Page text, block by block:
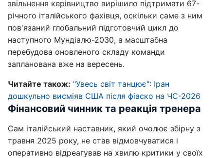
звільнення керівництво вирішило підтримати 67-
річного італійського фахівця, оскільки саме з ним
пов'язаний глобальний підготовчий цикл до
наступного Мундіалю-2030, а масштабна
перебудова оновленого складу команди
запланована вже на вересень.
Читайте також: "Увесь світ танцює": Іран
дошкульно висміяв США після фіаско на ЧС-2026
Фінансовий чинник та реакція тренера
Сам італійський наставник, який очолює збірну з
травня 2025 року, не став відмовчуватися і
оперативно відреагував на хвилю критики у своїх